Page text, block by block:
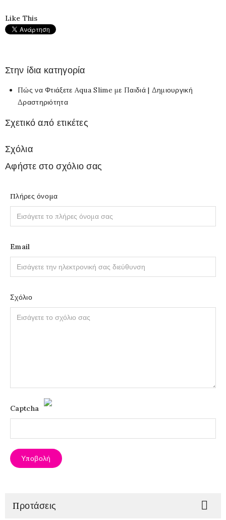
Like This
Στην ίδια κατηγορία
Πώς να Φτιάξετε Aqua Slime με Παιδιά | Δημιουργική
Δραστηριότητα
Σχετικό από ετικέτες
Σχόλια
Αφήστε στο σχόλιο σας
Πλήρες όνομα
Email
Σχόλιο
Captcha
Υποβολή
Προτάσεις 